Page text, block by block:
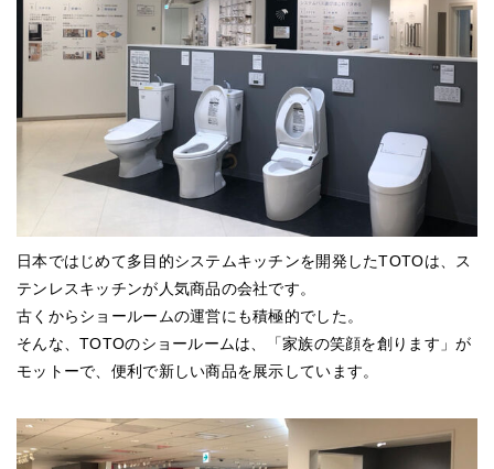
日本ではじめて多目的システムキッチンを開発したTOTOは、ス
テンレスキッチンが人気商品の会社です。
古くからショールームの運営にも積極的でした。
そんな、TOTOのショールームは、「家族の笑顔を創ります」が
モットーで、便利で新しい商品を展示しています。